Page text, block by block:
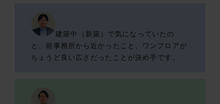
建築中（新築）で気になっていたの
と、前事務所から近かったこと、ワンフロアが
ちょうど良い広さだったことが決め手です。